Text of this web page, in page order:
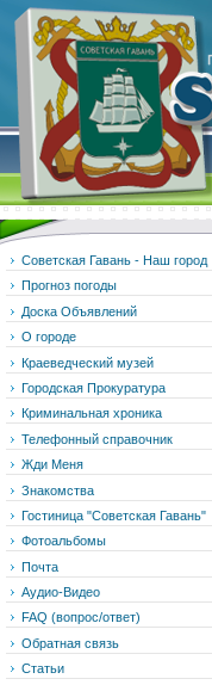
Советская Гавань - Наш город
Прогноз погоды
Доска Объявлений
О городе
Краеведческий музей
Городская Прокуратура
Криминальная хроника
Телефонный справочник
Жди Меня
Знакомства
Гостиница "Советская Гавань"
Фотоальбомы
Почта
Аудио-Видео
FAQ (вопрос/ответ)
Обратная связь
Статьи